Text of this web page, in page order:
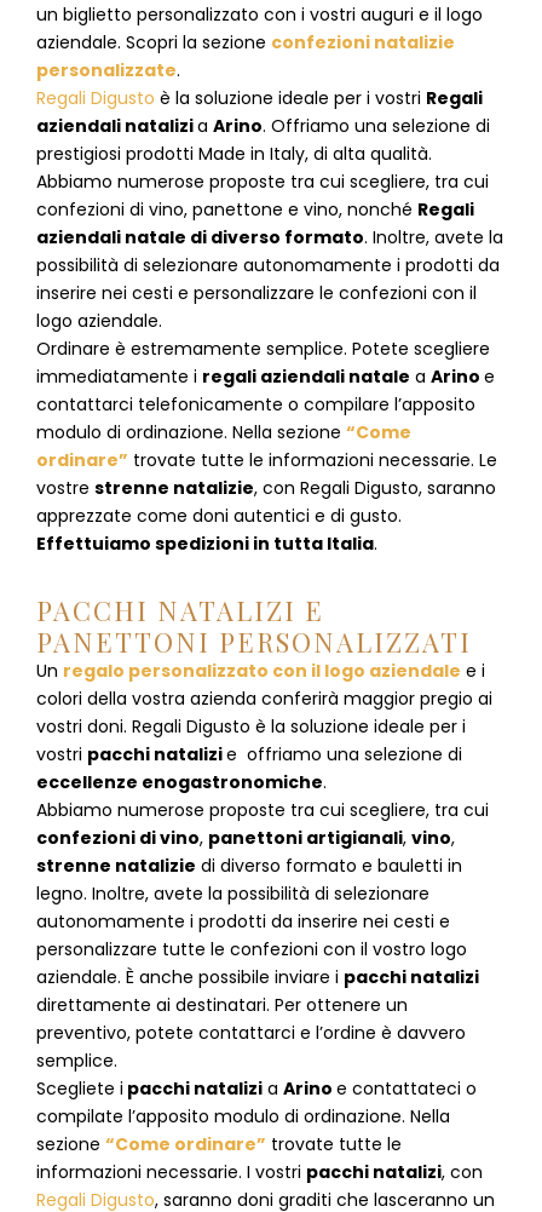
un biglietto personalizzato con i vostri auguri e il logo
aziendale. Scopri la sezione confezioni natalizie
personalizzate.
Regali Digusto è la soluzione ideale per i vostri Regali
aziendali natalizia Arino. Offriamo una selezione di
prestigiosi prodotti Made in Italy, di alta qualità.
Abbiamo numerose proposte tra cui scegliere, tra cui
confezioni di vino, panettone e vino, nonché Regali
aziendali natale di diverso formato. Inoltre, avete la
possibilità di selezionare autonomamente i prodotti da
inserire nei cesti e personalizzare le confezioni con il
logo aziendale.
Ordinare è estremamente semplice. Potete scegliere
immediatamente i regali aziendali natale a Arino e
contattarci telefonicamente o compilare l’apposito
modulo di ordinazione. Nella sezione “Come
ordinare” trovate tutte le informazioni necessarie. Le
vostre strenne natalizie, con Regali Digusto, saranno
apprezzate come doni autentici e di gusto.
Effettuiamo spedizioni in tutta Italia.
PACCHI NATALIZI E
PANETTONI PERSONALIZZATI
Un regalo personalizzato con il logo aziendale e i
colori della vostra azienda conferirà maggior pregio ai
vostri doni. Regali Digusto è la soluzione ideale per i
vostri pacchi natalizie offriamo una selezione di
eccellenze enogastronomiche.
Abbiamo numerose proposte tra cui scegliere, tra cui
confezioni di vino, panettoni artigianali, vino,
strenne natalizie di diverso formato e bauletti in
legno. Inoltre, avete la possibilità di selezionare
autonomamente i prodotti da inserire nei cesti e
personalizzare tutte le confezioni con il vostro logo
aziendale. È anche possibile inviare i pacchi natalizi
direttamente ai destinatari. Per ottenere un
preventivo, potete contattarci e l’ordine è davvero
semplice.
Scegliete i pacchi natalizi a Arino e contattateci o
compilate l’apposito modulo di ordinazione. Nella
sezione “Come ordinare” trovate tutte le
informazioni necessarie. I vostri pacchi natalizi, con
Regali Digusto, saranno doni graditi che lasceranno un